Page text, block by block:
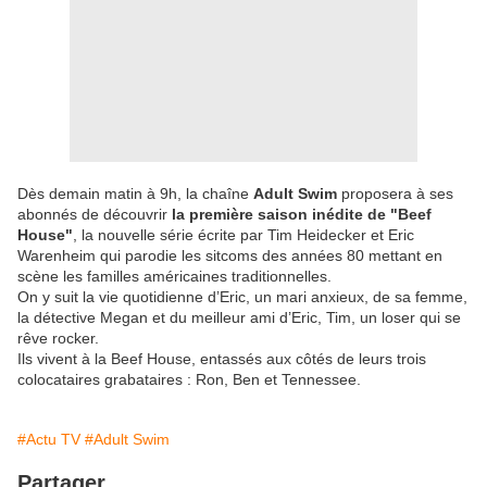
Dès demain matin à 9h, la chaîne Adult Swim proposera à ses
abonnés de découvrir la première saison inédite de "Beef
House" , la nouvelle série écrite par Tim Heidecker et Eric
Warenheim qui parodie les sitcoms des années 80 mettant en
scène les familles américaines traditionnelles.
On y suit la vie quotidienne d’Eric, un mari anxieux, de sa femme,
la détective Megan et du meilleur ami d’Eric, Tim, un loser qui se
rêve rocker.
Ils vivent à la Beef House, entassés aux côtés de leurs trois
colocataires grabataires : Ron, Ben et Tennessee.
#Actu TV #Adult Swim